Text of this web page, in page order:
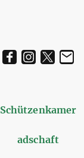
Schützenkamer
adschaft